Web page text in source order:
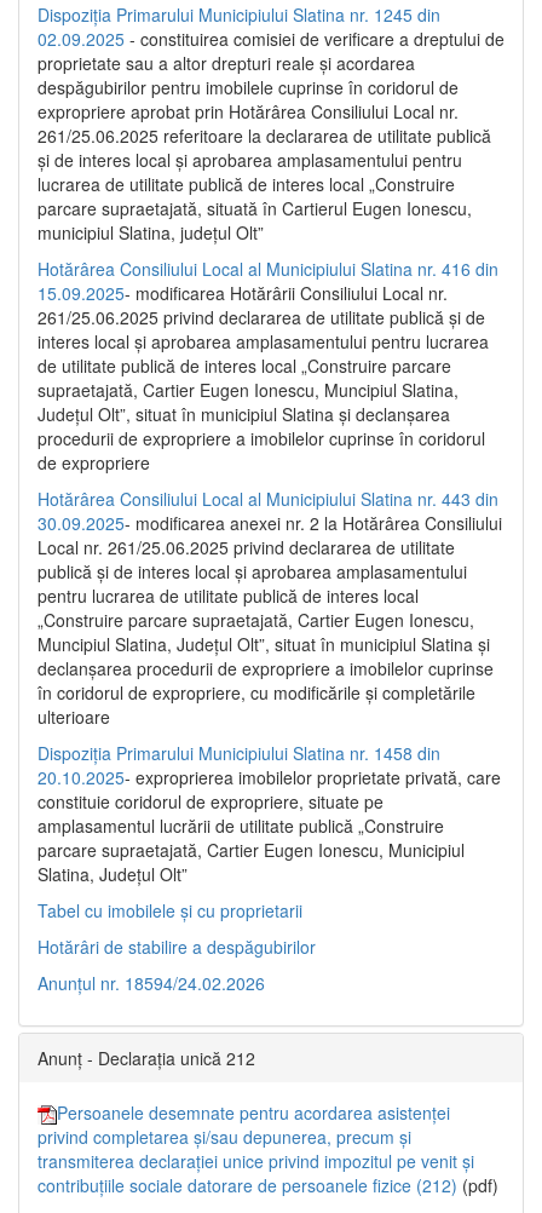
Dispoziția Primarului Municipiului Slatina nr. 1245 din
02.09.2025 - constituirea comisiei de verificare a dreptului de
proprietate sau a altor drepturi reale și acordarea
despăgubirilor pentru imobilele cuprinse în coridorul de
expropriere aprobat prin Hotărârea Consiliului Local nr.
261/25.06.2025 referitoare la declararea de utilitate publică
și de interes local și aprobarea amplasamentului pentru
lucrarea de utilitate publică de interes local „Construire
parcare supraetajată, situată în Cartierul Eugen Ionescu,
municipiul Slatina, județul Olt”
Hotărârea Consiliului Local al Municipiului Slatina nr. 416 din
15.09.2025- modificarea Hotărârii Consiliului Local nr.
261/25.06.2025 privind declararea de utilitate publică și de
interes local și aprobarea amplasamentului pentru lucrarea
de utilitate publică de interes local „Construire parcare
supraetajată, Cartier Eugen Ionescu, Muncipiul Slatina,
Județul Olt”, situat în municipiul Slatina și declanșarea
procedurii de expropriere a imobilelor cuprinse în coridorul
de expropriere
Hotărârea Consiliului Local al Municipiului Slatina nr. 443 din
30.09.2025- modificarea anexei nr. 2 la Hotărârea Consiliului
Local nr. 261/25.06.2025 privind declararea de utilitate
publică şi de interes local şi aprobarea amplasamentului
pentru lucrarea de utilitate publică de interes local
„Construire parcare supraetajată, Cartier Eugen Ionescu,
Muncipiul Slatina, Judeţul Olt”, situat în municipiul Slatina şi
declanşarea procedurii de expropriere a imobilelor cuprinse
în coridorul de expropriere, cu modificările şi completările
ulterioare
Dispoziția Primarului Municipiului Slatina nr. 1458 din
20.10.2025- exproprierea imobilelor proprietate privată, care
constituie coridorul de expropriere, situate pe
amplasamentul lucrării de utilitate publică „Construire
parcare supraetajată, Cartier Eugen Ionescu, Municipiul
Slatina, Județul Olt”
Tabel cu imobilele și cu proprietarii
Hotărâri de stabilire a despăgubirilor
Anunțul nr. 18594/24.02.2026
Anunț - Declarația unică 212
Persoanele desemnate pentru acordarea asistenței
privind completarea și/sau depunerea, precum și
transmiterea declarației unice privind impozitul pe venit și
contribuțiile sociale datorare de persoanele fizice (212) (pdf)